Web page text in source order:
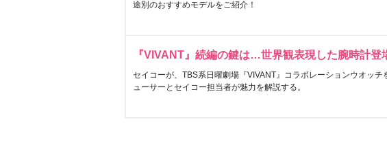
途別のおすすめモデルをご紹介！
『VIVANT』続編の鍵は…世界観表現した腕時計登
セイコーが、TBS系日曜劇場『VIVANT』コラボレーションウオッチ
ューサーとセイコー担当者が魅力を解説する。